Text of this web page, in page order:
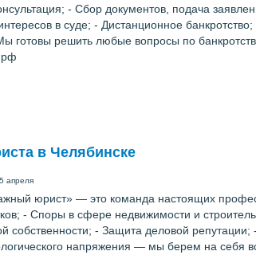
- Сбор документов, подача
в суде; - Дистанционное
готовы решить любые вопросы по
в Челябинске
апреля
юрист» — это команда настоящих
- Споры в сфере недвижимости и
собственности; - Защита деловой
напряжения — мы берем на